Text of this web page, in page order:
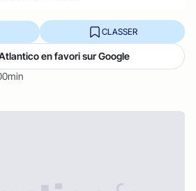
CLASSER
en favori sur Google